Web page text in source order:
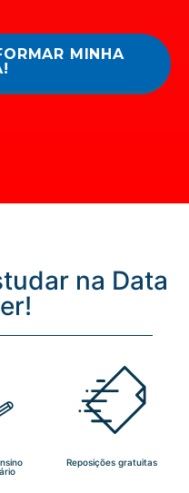
MINHA
na Data
Reposições gratuitas